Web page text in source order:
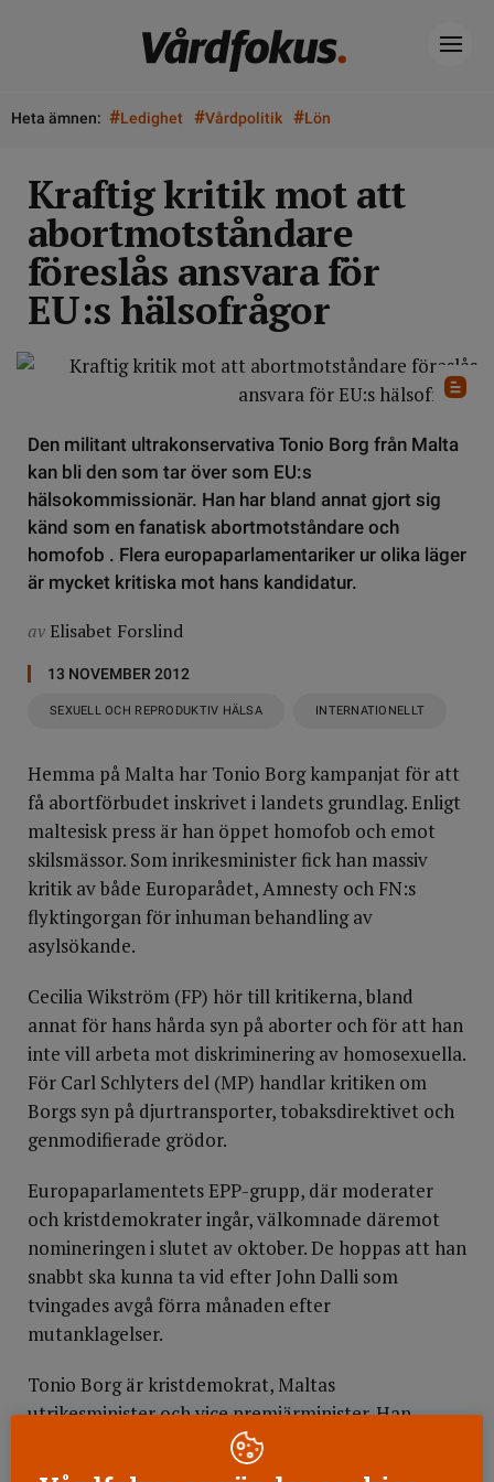
Heta ämnen: #Ledighet #Vårdpolitik #Lön
Kraftig kritik mot att
abortmotståndare
föreslås ansvara för
EU:s hälsofrågor
Den militant ultrakonservativa Tonio Borg från Malta
kan bli den som tar över som EU:s
hälsokommissionär. Han har bland annat gjort sig
känd som en fanatisk abortmotståndare och
homofob . Flera europaparlamentariker ur olika läger
är mycket kritiska mot hans kandidatur.
av Elisabet Forslind
13 NOVEMBER 2012
SEXUELL OCH REPRODUKTIV HÄLSA INTERNATIONELLT
Hemma på Malta har Tonio Borg kampanjat för att
få abortförbudet inskrivet i landets grundlag. Enligt
maltesisk press är han öppet homofob och emot
skilsmässor. Som inrikesminister fick han massiv
kritik av både Europarådet, Amnesty och FN:s
flyktingorgan för inhuman behandling av
asylsökande.
Cecilia Wikström (FP) hör till kritikerna, bland
annat för hans hårda syn på aborter och för att han
inte vill arbeta mot diskriminering av homosexuella.
För Carl Schlyters del (MP) handlar kritiken om
Borgs syn på djurtransporter, tobaksdirektivet och
genmodifierade grödor.
Europaparlamentets EPP-grupp, där moderater
och kristdemokrater ingår, välkomnade däremot
nomineringen i slutet av oktober. De hoppas att han
snabbt ska kunna ta vid efter John Dalli som
tvingades avgå förra månaden efter
mutanklagelser.
Tonio Borg är kristdemokrat, Maltas
utrikesminister och vice premiärminister. Han
är nominerad som hälsokommissionär av sin
regering.